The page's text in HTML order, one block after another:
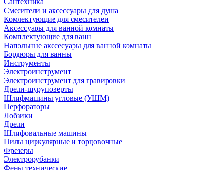
Сантехника
Смесители и аксессуары для душа
Комлектующие для смесителей
Аксессуары для ванной комнаты
Комплектующие для ванн
Напольные акссесуары для ванной комнаты
Бордюры для ванны
Инструменты
Электроинструмент
Электроинструмент для гравировки
Дрели-шуруповерты
Шлифмашины угловые (УШМ)
Перфораторы
Лобзики
Дрели
Шлифовальные машины
Пилы циркулярные и торцовочные
Фрезеры
Электрорубанки
Фены технические